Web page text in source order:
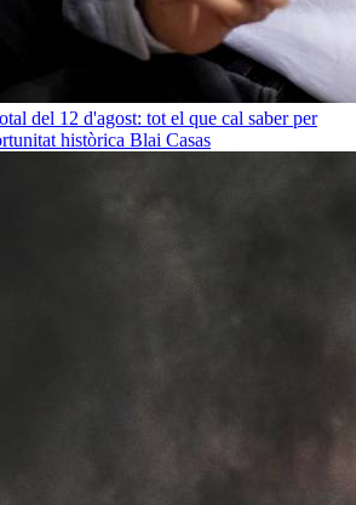
del 12 d'agost: tot el que cal saber per
històrica Blai Casas